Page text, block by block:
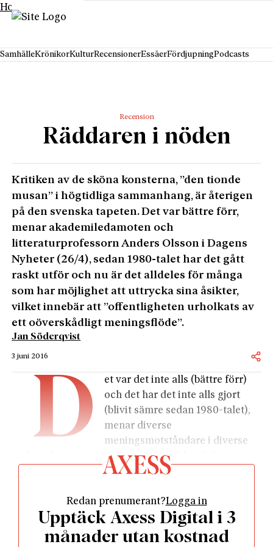
Hoppa till innehåll
SamhälleKrönikorKulturRecensionerEssäerFördjupningPodcasts
Recension
Räddaren i nöden
Kritiken av de sköna konsterna, ”den tionde
musan” i högtidliga sammanhang, är återigen
på den svenska tapeten. Det var bättre förr,
menar akademiledamoten och
litteraturprofessorn Anders Olsson i Dagens
Nyheter (26/4), sedan 1980-talet har det gått
raskt utför och nu är det alldeles för många
som har möjlighet att uttrycka sina åsikter,
vilket innebär att ”offentligheten urholkats av
ett oöverskådligt meningsflöde”.
Jan Söderqvist
3 juni 2016
D
et var det inte alls (bättre förr)
och det har det inte alls gjort
(blivit sämre sedan 1980-talet),
menar diverse
meningsmotståndare i diverse
andra tidningar: nu är det tvärtom faktiskt bättre
och mer jämställt och demokratiskt eftersom
vanligt folk faktiskt konsumerar frivilligt får breda
ut sig i spalterna.
Det här är en kär gammal ritual som olika hågade
Redan prenumerant?Logga in
Upptäck Axess Digital i 3
månader utan kostnad